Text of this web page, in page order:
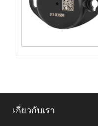
เกี่ยวกับเรา